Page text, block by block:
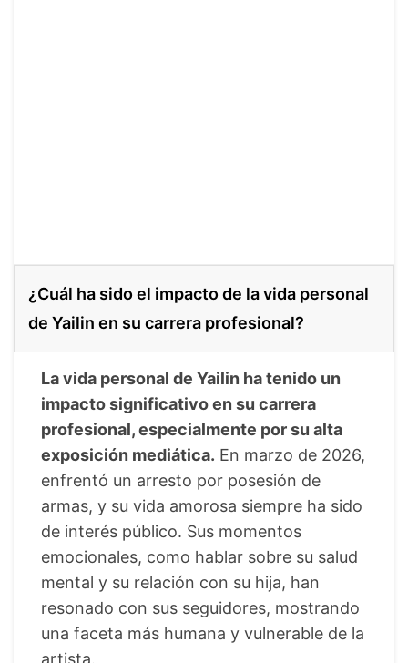
¿Cuál ha sido el impacto de la vida personal
de Yailin en su carrera profesional?
La vida personal de Yailin ha tenido un
impacto significativo en su carrera
profesional, especialmente por su alta
exposición mediática. En marzo de 2026,
enfrentó un arresto por posesión de
armas, y su vida amorosa siempre ha sido
de interés público. Sus momentos
emocionales, como hablar sobre su salud
mental y su relación con su hija, han
resonado con sus seguidores, mostrando
una faceta más humana y vulnerable de la